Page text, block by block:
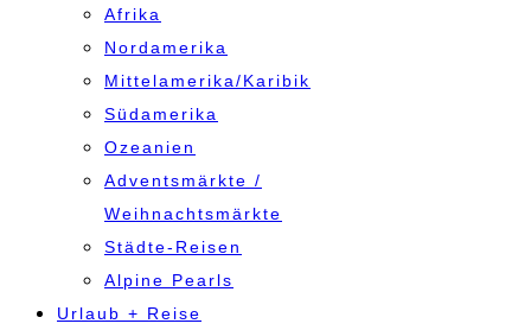
Afrika
Nordamerika
Mittelamerika/Karibik
Südamerika
Ozeanien
Adventsmärkte /
Weihnachtsmärkte
Städte-Reisen
Alpine Pearls
Urlaub + Reise